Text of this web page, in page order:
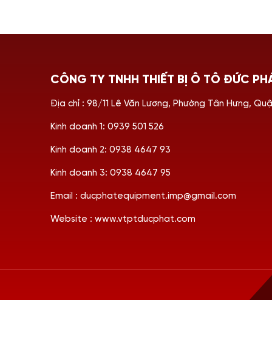
CÔNG TY TNHH THIẾT BỊ Ô TÔ ĐỨC
Địa chỉ : 98/11 Lê Văn Lương, Phường Tân Hưng,
Kinh doanh 1: 0939 501 526
Kinh doanh 2: 0938 4647 93
Kinh doanh 3: 0938 4647 95
Email : ducphatequipment.imp@gmail.com
Website : www.vtptducphat.com